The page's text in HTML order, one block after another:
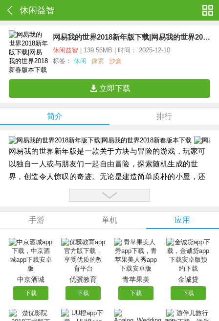
休闲益智
网易我的世界2018新年版下载|网易我的世界2018新春版本下载
休闲益智| 139.56MB | 时间： 2025-12-10
标签： 休闲 像素 沙盒
立即下载
简介 排行
网易我的世界新年版是一款关于方块与冒险的游戏，玩家可
以独自一人或与朋友们一起自由冒险，探索随机生成的世
界，创造令人惊叹的奇迹。无论是建造简单质朴的小屋，还
是拔天倚地的城堡，尽可自由发挥想象力。
方块大观园脑洞大开 史诗工坊鼎力支持
我的世界携手红楼梦小演员 神复刻遇上神还原
园内波光粼粼的水塘中，蜂腰桥别有一番风味
【更新内容】：
-游戏本体更新至基岩版1.2.5
-界面美术全面升级
-新版社区，更多定制化推荐内容
-支持分享游戏动态链接如新鲜事、好友、游戏房间至其他社
手游 单机 应用
中京酒城
下载
优骥教育
下载
青苹果美
下载
金诚贷
下载